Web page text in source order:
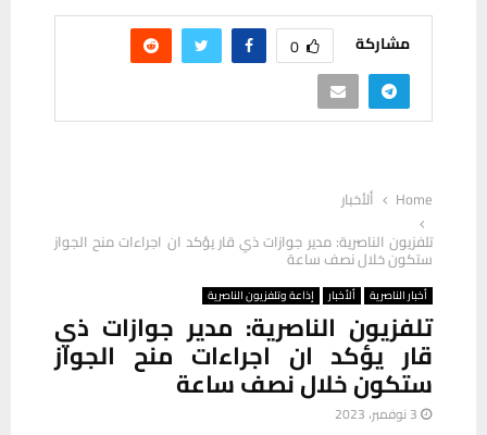
مشاركة 0
Home
ألأخبار
تلفزيون الناصرية: مدير جوازات ذي قار يؤكد ان اجراءات منح الجواز
ستكون خلال نصف ساعة
أخبار الناصرية ألأخبار إذاعة وتلفزيون الناصرية
تلفزيون الناصرية: مدير جوازات ذي
قار يؤكد ان اجراءات منح الجواز
ستكون خلال نصف ساعة
3 نوفمبر، 2023